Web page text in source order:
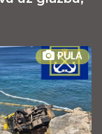
PULA